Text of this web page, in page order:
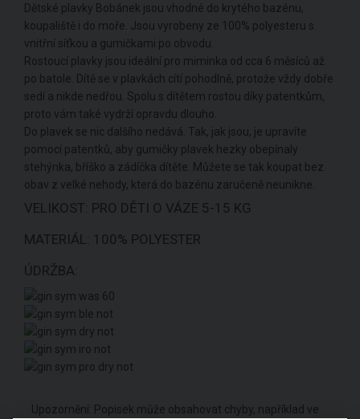
Dětské plavky Bobánek jsou vhodné do krytého bazénu,
koupaliště i do moře. Jsou vyrobeny ze 100% polyesteru s
vnitřní síťkou a gumičkami po obvodu.
Rostoucí plavky jsou ideální pro miminka od cca 6 měsíců až
po batole. Dítě se v plavkách cítí pohodlně, protože vždy dobře
sedí a nikde nedřou. Spolu s dítětem rostou díky patentkům,
proto vám také vydrží opravdu dlouho.
Do plavek se nic dalšího nedává. Tak, jak jsou, je upravíte
pomocí patentků, aby gumičky plavek hezky obepínaly
stehýnka, bříško a zádíčka dítěte. Můžete se tak koupat bez
obav z velké nehody, která do bazénu zaručeně neunikne.
VELIKOST: PRO DĚTI O VÁZE 5-15 KG
MATERIÁL: 100% POLYESTER
ÚDRŽBA:
Upozornění: Popisek může obsahovat chyby, například ve